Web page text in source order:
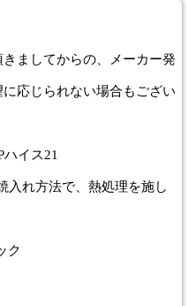
ましてからの、メーカー発
応じられない場合もござい
イス21
入れ方法で、熱処理を施し
ク